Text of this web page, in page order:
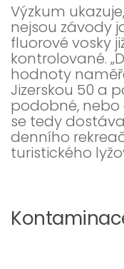
Výzkum
nejsou závody
fluorové vosky
kontrolované.
hodnoty
Jizerskou 50 a
podobné, nebo
se tedy
denního
turistického